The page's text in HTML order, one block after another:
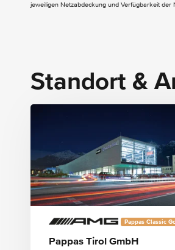
Anhängerstabilisierung
INTERIEUR
4-Wege-Lordosenstütze
Ambientebeleuchtung
Doppelcupholder
Fahrerdisplay
Innenhimmel Stoff schwarz
Innenspiegel automatisch
Ledernachbildung ARTICO in
Klimatisierungsautomatik
jeweiligen Netzabdeckung und Verfügbarkeit der
Standort &
Pappas Classic
Pappas Tirol GmbH